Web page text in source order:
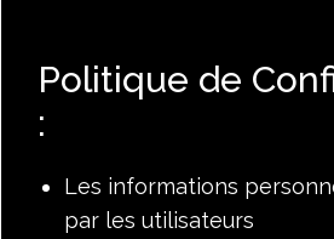
Politique de
:
Les informations
par les utilisateurs